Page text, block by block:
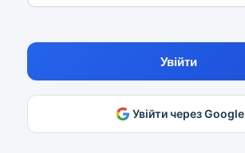
Увійти
Увійти через Google